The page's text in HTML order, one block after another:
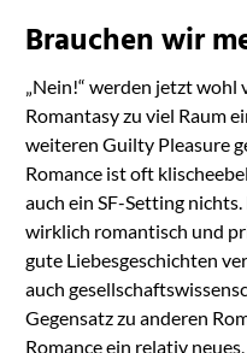
Brauchen wir
„Nein!“ werden jetzt wohl
Romantasy zu viel Raum
weiteren Guilty Pleasure
Romance ist oft
auch ein SF-Setting
wirklich romantisch und
gute Liebesgeschichten
auch
Gegensatz zu anderen
Romance ein relativ